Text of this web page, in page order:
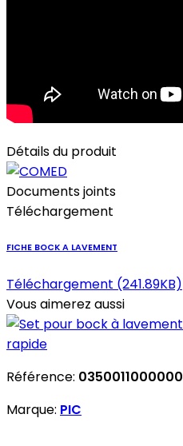
Détails du produit
Documents joints
Téléchargement
FICHE BOCK A LAVEMENT
Téléchargement (241.89KB)
Vous aimerez aussi
rapide
Référence: 0350011000000
Marque: PIC